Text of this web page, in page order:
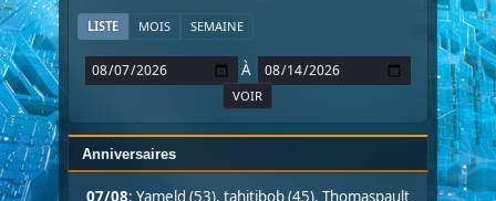
LISTE MOIS SEMAINE
À
Anniversaires
07/08: Yameld (53), tahitibob (45), Thomaspault